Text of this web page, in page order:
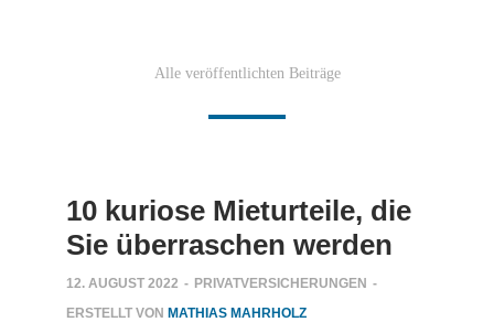
Alle veröffentlichten Beiträge
10 kuriose Mieturteile, die
Sie überraschen werden
12. AUGUST 2022 - PRIVATVERSICHERUNGEN -
ERSTELLT VON MATHIAS MAHRHOLZ